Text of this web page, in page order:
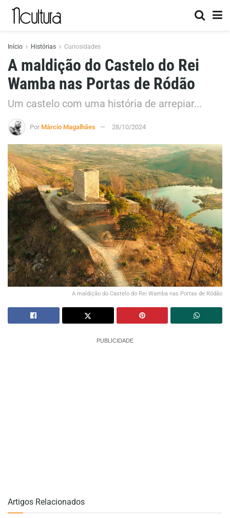
Início Histórias Curiosidades
A maldição do Castelo do Rei
Wamba nas Portas de Ródão
Um castelo com uma história de arrepiar...
Por Márcio Magalhães 28/10/2024
A maldição do Castelo do Rei Wamba nas Portas de Ródão
PUBLICIDADE
Artigos Relacionados